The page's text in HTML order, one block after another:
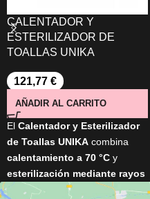
CALENTADOR Y
ESTERILIZADOR DE
TOALLAS UNIKA
121,77 €
AÑADIR AL CARRITO
El Calentador y Esterilizador
de Toallas UNIKA combina
calentamiento a 70 °C y
esterilización mediante rayos
para mantener las toallas